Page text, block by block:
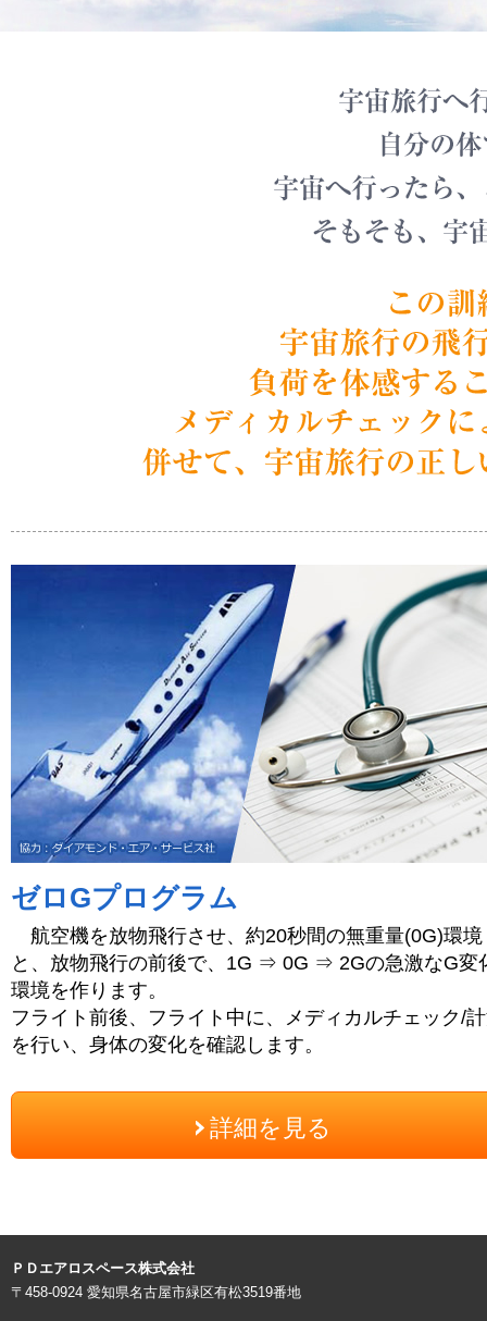
ゼロGプログラム
航空機を放物飛行させ、約20秒間の無重量(0G)環境
と、放物飛行の前後で、1G ⇒ 0G ⇒ 2Gの急激なG変
環境を作ります。
フライト前後、フライト中に、メディカルチェック/
を行い、身体の変化を確認します。
詳細を見る
ＰＤエアロスペース株式会社
〒458-0924 愛知県名古屋市緑区有松3519番地